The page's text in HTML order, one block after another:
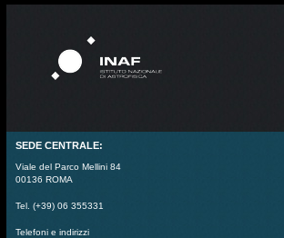
SEDE CENTRALE:
Viale del Parco Mellini 84
00136 ROMA
Tel. (+39) 06 355331
Telefoni e indirizzi